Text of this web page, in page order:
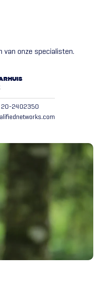
onze specialisten.
2402350